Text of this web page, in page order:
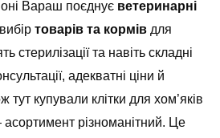
Вараш поєднує ветеринарні
товарів та кормів для
стерилізації та навіть складні
адекватні ціни й
тут купували клітки для хом’яків
асортимент різноманітний. Це